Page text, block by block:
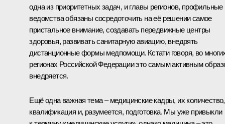
одна из приоритетных задач, и главы регионов, профильные
ведомства обязаны сосредоточить на её решении самое
пристальное внимание, создавать передвижные центры
здоровья, развивать санитарную авиацию, внедрять
дистанционные формы медпомощи. Кстати говоря, во
регионах Российской Федерации это самым активным
внедряется.
Ещё одна важная тема – медицинские кадры, их количество,
квалификация и, разумеется, подготовка. Мы уже привыкли